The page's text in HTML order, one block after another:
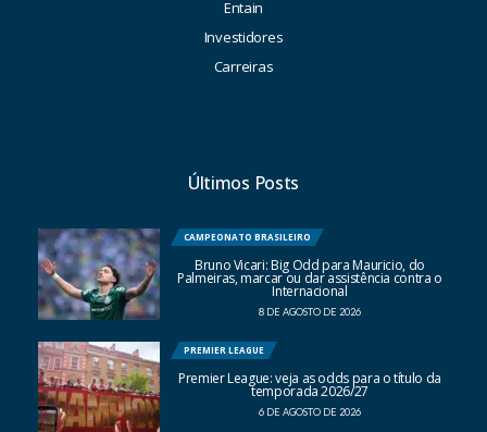
Entain
Investidores
Carreiras
Últimos Posts
CAMPEONATO BRASILEIRO
Bruno Vicari: Big Odd para Mauricio, do
Palmeiras, marcar ou dar assistência contra o
Internacional
8 DE AGOSTO DE 2026
PREMIER LEAGUE
Premier League: veja as odds para o título da
temporada 2026/27
6 DE AGOSTO DE 2026